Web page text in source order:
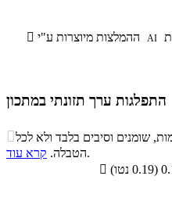
 AI
התפלגות ערך תזונתי במתכון
התפלגות ערך תזונתי במתכון
סיבים
תזונתיים
שומנים חלבונים
4.2% 79.6%
שומנים וסיבים בלבד ולא לכל
הטבלה. קרא עוד
.
